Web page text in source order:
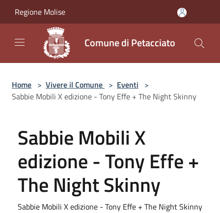
Regione Molise
Comune di Petacciato
Home > Vivere il Comune > Eventi >
Sabbie Mobili X edizione - Tony Effe + The Night Skinny
Sabbie Mobili X
edizione - Tony Effe +
The Night Skinny
Sabbie Mobili X edizione - Tony Effe + The Night Skinny